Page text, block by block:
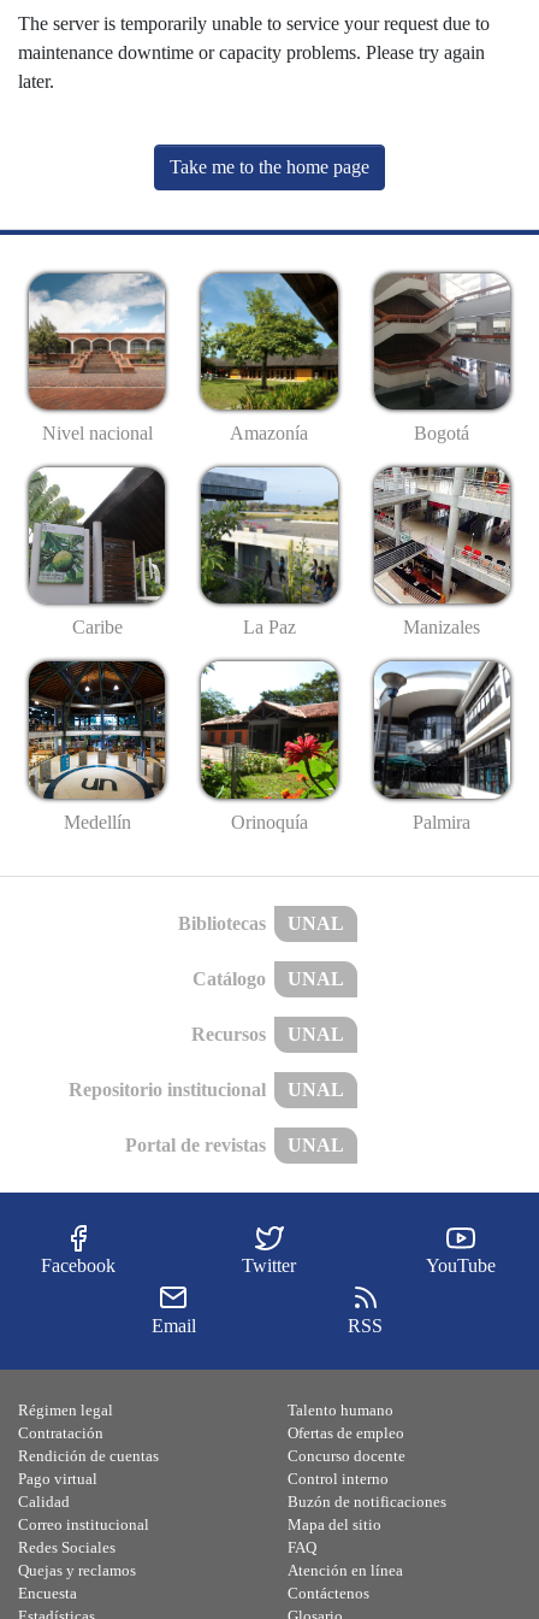
The server is temporarily unable to service your request due to
maintenance downtime or capacity problems. Please try again
later.
Take me to the home page
Nivel nacional Amazonía Bogotá
Caribe La Paz Manizales
Medellín Orinoquía Palmira
Bibliotecas UNAL
Catálogo UNAL
Recursos UNAL
Repositorio institucional UNAL
Portal de revistas UNAL
Facebook Twitter YouTube
Email RSS
Régimen legal
Contratación
Rendición de cuentas
Pago virtual
Calidad
Talento humano
Ofertas de empleo
Concurso docente
Control interno
Buzón de notificaciones
Correo institucional
Redes Sociales
Quejas y reclamos
Encuesta
Mapa del sitio
FAQ
Atención en línea
Contáctenos